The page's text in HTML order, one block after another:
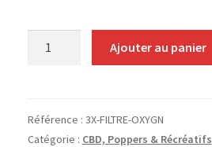
3x
Filtré
Ajouter au panier
Référence : 3X-FILTRE-OXYGN
Catégorie : CBD, Poppers & Récréatifs